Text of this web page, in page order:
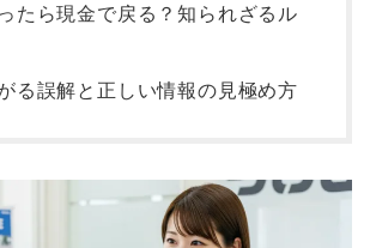
たら現金で戻る？知られざるル
る誤解と正しい情報の見極め方